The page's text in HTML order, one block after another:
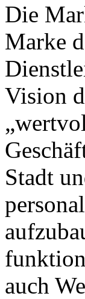
Die
Marke
Vision
Stadt
auch